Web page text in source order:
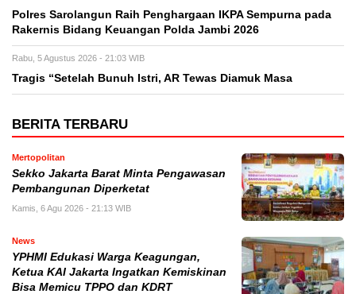
Polres Sarolangun Raih Penghargaan IKPA Sempurna pada
Rakernis Bidang Keuangan Polda Jambi 2026
Rabu, 5 Agustus 2026 - 21:03 WIB
Tragis “Setelah Bunuh Istri, AR Tewas Diamuk Masa
BERITA TERBARU
Mertopolitan
Sekko Jakarta Barat Minta Pengawasan
Pembangunan Diperketat
Kamis, 6 Agu 2026 - 21:13 WIB
News
YPHMI Edukasi Warga Keagungan,
Ketua KAI Jakarta Ingatkan Kemiskinan
Bisa Memicu TPPO dan KDRT